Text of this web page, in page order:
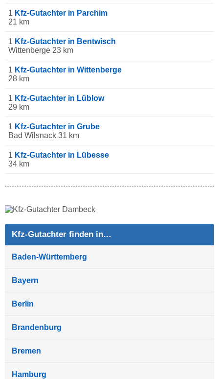
1 Kfz-Gutachter in Parchim
21 km
1 Kfz-Gutachter in Bentwisch
Wittenberge 23 km
1 Kfz-Gutachter in Wittenberge
28 km
1 Kfz-Gutachter in Lüblow
29 km
1 Kfz-Gutachter in Grube
Bad Wilsnack 31 km
1 Kfz-Gutachter in Lübesse
34 km
Kfz-Gutachter finden in…
Baden-Württemberg
Bayern
Berlin
Brandenburg
Bremen
Hamburg